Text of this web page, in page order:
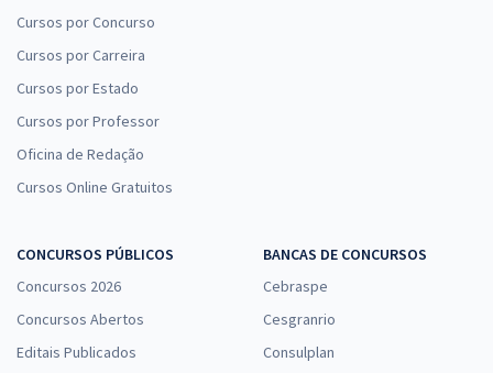
Cursos por Concurso
Cursos por Carreira
Cursos por Estado
Cursos por Professor
Oficina de Redação
Cursos Online Gratuitos
CONCURSOS PÚBLICOS
Concursos 2026
Concursos Abertos
Editais Publicados
BANCAS DE CONCURSOS
Cebraspe
Cesgranrio
Consulplan